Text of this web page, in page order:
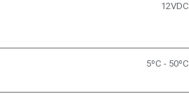
12VDC
5ºC - 50ºC